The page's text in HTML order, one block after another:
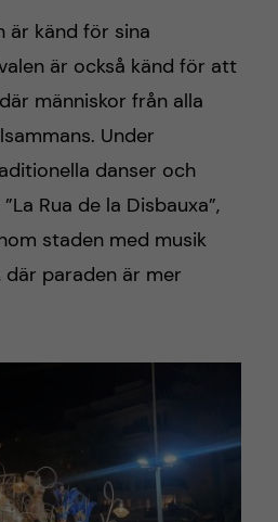
är känd för sina
är också känd för att
människor från alla
Under
danser och
Rua de la Disbauxa”,
staden med musik
där paraden är mer